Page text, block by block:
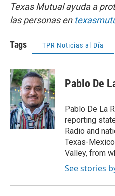
Texas Mutual ayuda a
las personas en
Tags TPR Noticias al Día
Pablo De
Pablo De La
reporting
Radio and
Texas-
Valley, from
See stories